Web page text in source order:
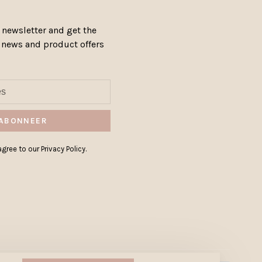
and get the
and product offers
to our Privacy Policy.